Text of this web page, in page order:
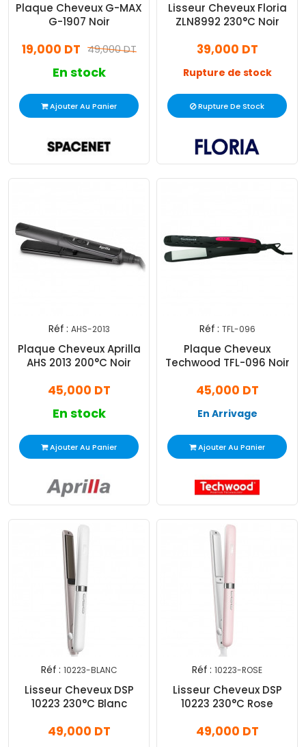
Plaque Cheveux G-MAX
G-1907 Noir
49,000 DT
19,000 DT
En stock
Ajouter Au Panier
Lisseur Cheveux Floria
ZLN8992 230°C Noir
39,000 DT
Rupture de stock
Rupture De Stock
Réf : AHS-2013
Plaque Cheveux Aprilla
AHS 2013 200°C Noir
45,000 DT
En stock
Ajouter Au Panier
Réf : TFL-096
Plaque Cheveux
Techwood TFL-096 Noir
45,000 DT
En Arrivage
Ajouter Au Panier
Réf : 10223-BLANC
Lisseur Cheveux DSP
10223 230°C Blanc
49,000 DT
Réf : 10223-ROSE
Lisseur Cheveux DSP
10223 230°C Rose
49,000 DT